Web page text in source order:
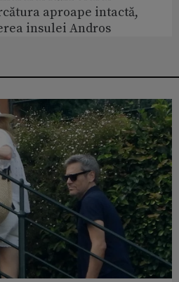
aproape intactă,
insulei Andros